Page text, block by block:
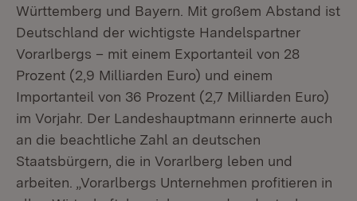
Württemberg und Bayern. Mit großem Abstand ist
Deutschland der wichtigste Handelspartner
Vorarlbergs – mit einem Exportanteil von 28
Prozent (2,9 Milliarden Euro) und einem
Importanteil von 36 Prozent (2,7 Milliarden Euro)
im Vorjahr. Der Landeshauptmann erinnerte auch
an die beachtliche Zahl an deutschen
Staatsbürgern, die in Vorarlberg leben und
arbeiten. „Vorarlbergs Unternehmen profitieren in